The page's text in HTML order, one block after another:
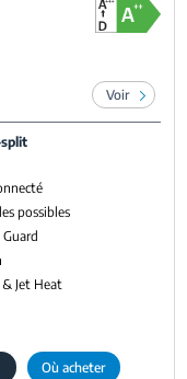
Voir
possibles
Jet Heat
Où acheter